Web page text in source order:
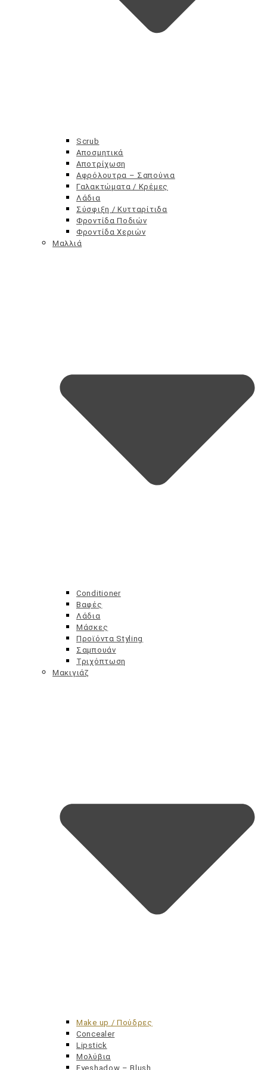
Scrub
Αποσμητικά
Αποτρίχωση
Αφρόλουτρα – Σαπούνια
Γαλακτώματα / Κρέμες
Λάδια
Σύσφιξη / Κυτταρίτιδα
Φροντίδα Ποδιών
Φροντίδα Χεριών
Μαλλιά
Conditioner
Βαφές
Λάδια
Μάσκες
Προϊόντα Styling
Σαμπουάν
Τριχόπτωση
Μακιγιάζ
Make up / Πούδρες
Concealer
Lipstick
Μολύβια
Eyeshadow – Blush
Ευαίσθητη περιοχή
Σερβιέτες – Ταμπόν
Σεξουαλική Υγεία
Sex Toys
Λάδια μασάζ
Λιπαντικά
Προφυλακτικά
Σετ Δώρων
Αντηλιακά